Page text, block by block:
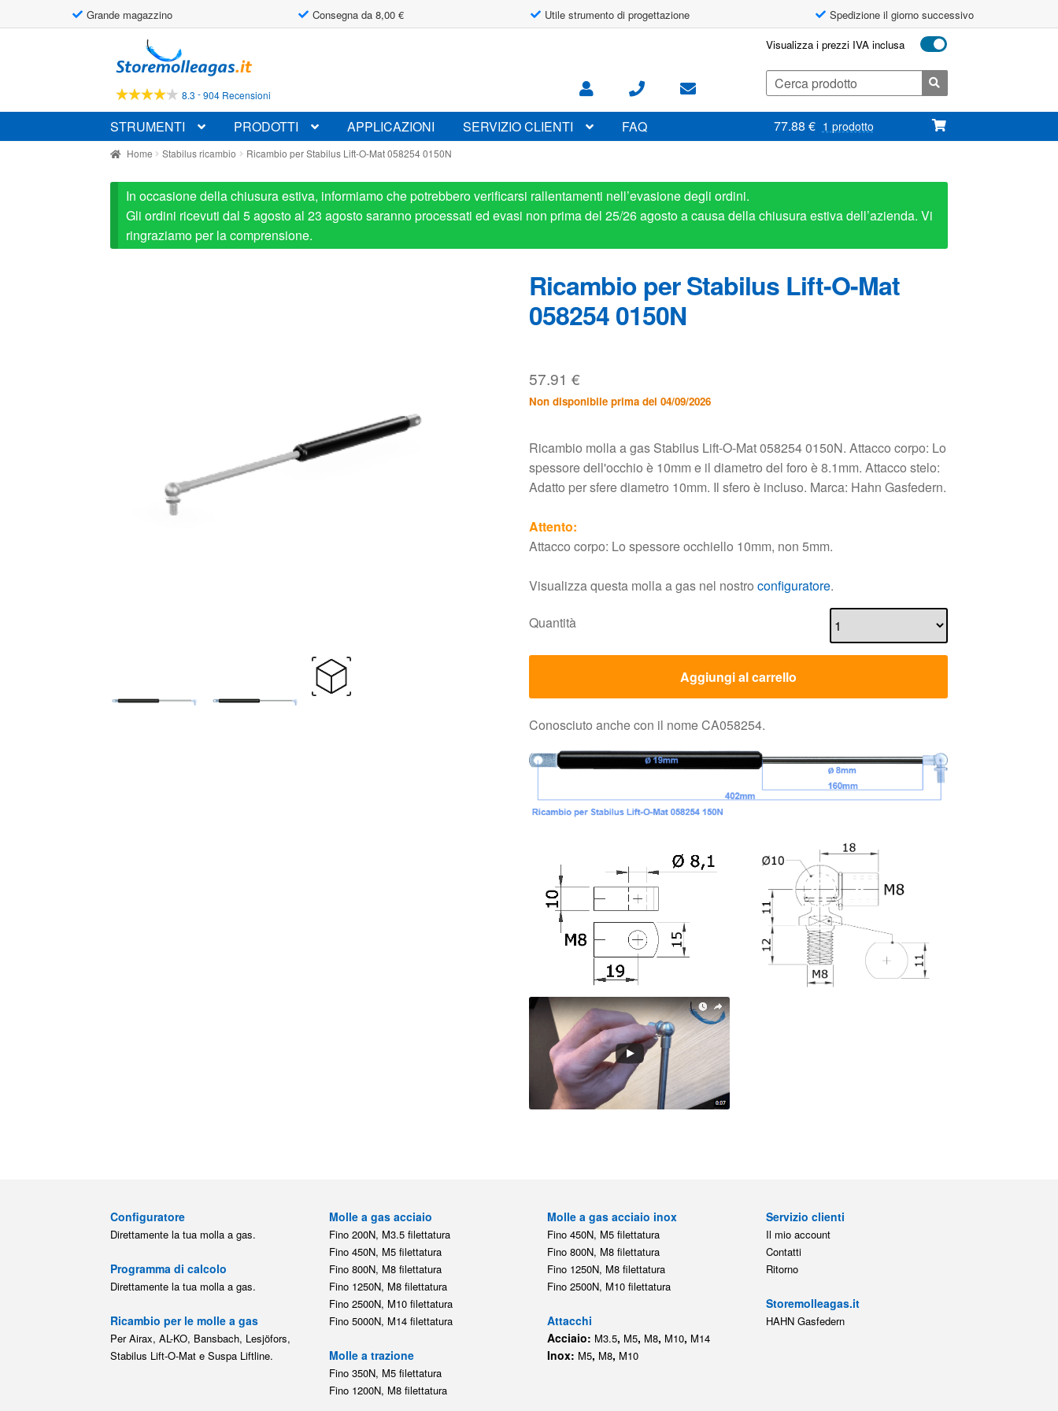
Grande magazzino Consegna da 8,00 € Utile strumento di progettazione Spedizione il giorno successivo
alla
navigazione
al
contenuto
8.3 -904 Recensioni
Visualizza i prezzi IVA inclusa
Cerca:
STRUMENTI PRODOTTI APPLICAZIONI SERVIZIO CLIENTI FAQ 77.88 € 1 prodotto
Home Stabilus ricambio Ricambio per Stabilus Lift-O-Mat 058254 0150N
In occasione della chiusura estiva, informiamo che potrebbero verificarsi rallentamenti nell’evasione degli ordini.
Gli ordini ricevuti dal 5 agosto al 23 agosto saranno processati ed evasi non prima del 25/26 agosto a causa della chiusura estiva dell’azienda. Vi
ringraziamo per la comprensione.
Ricambio per Stabilus Lift-O-Mat
058254 0150N
57.91 €
Non disponibile prima del 04/09/2026
Ricambio molla a gas Stabilus Lift-O-Mat 058254 0150N. Attacco corpo: Lo
spessore dell'occhio è 10mm e il diametro del foro è 8.1mm. Attacco stelo:
Adatto per sfere diametro 10mm. Il sfero è incluso. Marca: Hahn Gasfedern.
Attento:
Attacco corpo: Lo spessore occhiello 10mm, non 5mm.
Visualizza questa molla a gas nel nostro configuratore.
Quantità
Aggiungi al carrello
Conosciuto anche con il nome CA058254.
Configuratore
Direttamente la tua molla a gas.
Programma di calcolo
Direttamente la tua molla a gas.
Ricambio per le molle a gas
Per Airax, AL-KO, Bansbach, Lesjöfors,
Stabilus Lift-O-Mat e Suspa Liftline.
Molle a gas acciaio
Fino 200N, M3.5 filettatura
Fino 450N, M5 filettatura
Fino 800N, M8 filettatura
Fino 1250N, M8 filettatura
Fino 2500N, M10 filettatura
Fino 5000N, M14 filettatura
Molle a trazione
Fino 350N, M5 filettatura
Fino 1200N, M8 filettatura
Molle a gas acciaio inox
Fino 450N, M5 filettatura
Fino 800N, M8 filettatura
Fino 1250N, M8 filettatura
Fino 2500N, M10 filettatura
Attacchi
Acciaio: M3.5, M5, M8, M10, M14
Inox: M5, M8, M10
Servizio clienti
Il mio account
Contatti
Ritorno
Storemolleagas.it
HAHN Gasfedern